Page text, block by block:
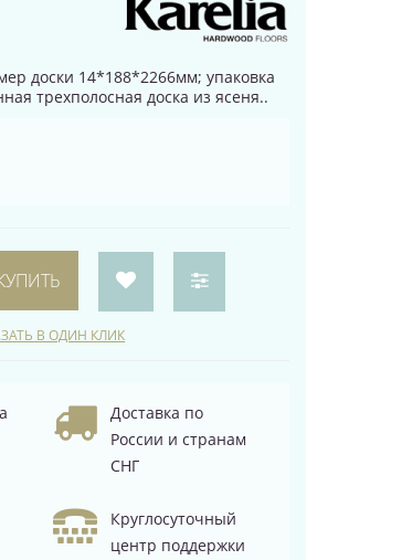
доски 14*188*2266мм; упаковка
трехполосная доска из ясеня..
В ОДИН КЛИК
Доставка по
России и странам
СНГ
Круглосуточный
центр поддержки